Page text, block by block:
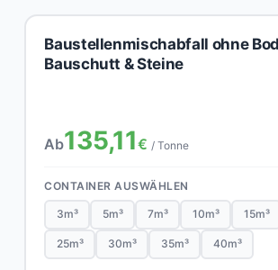
Baustellenmischabfall ohne
Bauschutt & Steine
Ab135,11€ / Tonne
CONTAINER AUSWÄHLEN
3m³ 5m³ 7m³ 10m³ 15m³
25m³ 30m³ 35m³ 40m³